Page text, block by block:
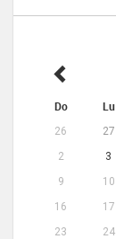
Do Lu
26 27
2
3
9
10
16
17
23
24